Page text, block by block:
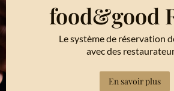
food&good
Le système de réservation
avec des
En savoir plus